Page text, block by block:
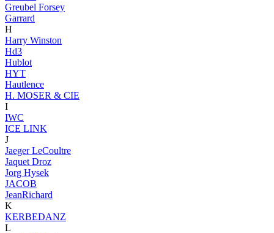
Greubel Forsey
Garrard
H
Harry Winston
Hd3
Hublot
HYT
Hautlence
H. MOSER & CIE
I
IWC
ICE LINK
J
Jaeger LeCoultre
Jaquet Droz
Jorg Hysek
JACOB
JeanRichard
K
KERBEDANZ
L